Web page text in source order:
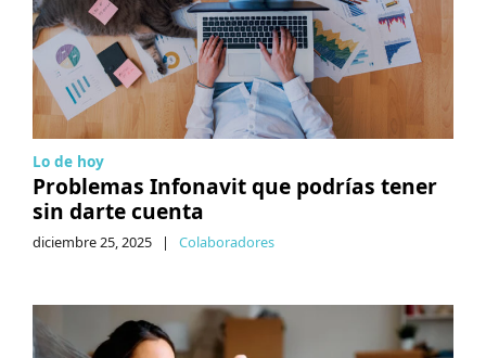
Lo de hoy
Problemas Infonavit que podrías tener
sin darte cuenta
diciembre 25, 2025 | Colaboradores